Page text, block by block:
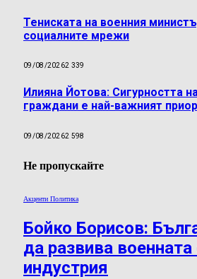
Тениската на военния
социалните мрежи
09/08/20262 339
Илияна Йотова: Сигурността
граждани е най-важният
09/08/20262 598
Не пропускайте
Акценти Политика
Бойко Борисов:
да развива военната
индустрия